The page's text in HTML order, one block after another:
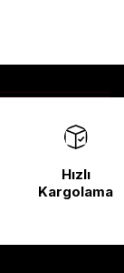
Hızlı
Kargolama